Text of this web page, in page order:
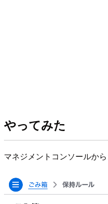
やってみた
マネジメントコンソールか